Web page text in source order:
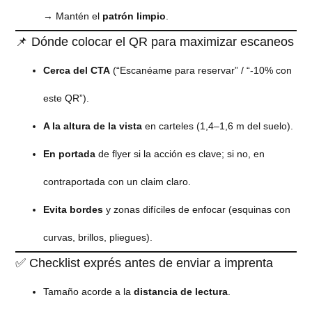
→ Mantén el patrón limpio
📌 Dónde colocar el QR para maximizar escaneos
Cerca del CTA (“Escanéame para reservar” / “-10% con
este QR”).
A la altura de la vista en carteles (1,4–1,6 m del suelo).
En portada de flyer si la acción es clave; si no, en
contraportada con un claim claro.
Evita bordes y zonas difíciles de enfocar (esquinas con
curvas, brillos, pliegues).
✅ Checklist exprés antes de enviar a imprenta
Tamaño acorde a ladistancia de lectura